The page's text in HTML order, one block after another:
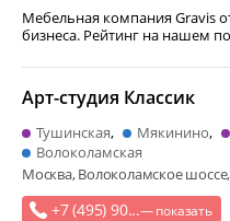
Мебельная компания Gravis
бизнеса. Рейтинг на
+7 (495) 90...— показать
Арт-студия Классик
Тушинская Мякинино
Волоколамская
Москва, Волоколамское шоссе,